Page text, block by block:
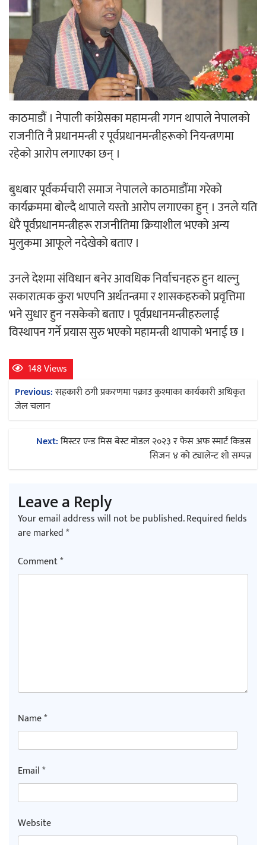
‘ईयुमा डट कम’ले बुधबारदेखि आफ्नो
औपचारिक सेवा सञ्चालनमा
हलमा छैन ‘गौँथली’को टिकट
‘आइतबारको अफिस’ को परिचर्चा सम्पन्न
अर्जुन चन्द्रको ‘संवेदनाका प्रतिध्वनि’
मुक्तकसङ्ग्रह लोकार्पण
‘दुर्गा’ निर्माण गर्दै सम्राट
सार्वजनिक
काठमाडौं । नेपाली कांग्रेसका महामन्त्री गगन थापाले नेपालको
राजनीति नै प्रधानमन्त्री र पूर्वप्रधानमन्त्रीहरूको नियन्त्रणमा
रहेको आरोप लगाएका छन् ।
बुधबार पूर्वकर्मचारी समाज नेपालले काठमाडौंमा गरेको
कार्यक्रममा बोल्दै थापाले यस्तो आरोप लगाएका हुन् । उनले यति
धेरै पूर्वप्रधानमन्त्रीहरू राजनीतिमा क्रियाशील भएको अन्य
मुलुकमा आफूले नदेखेको बताए ।
उनले देशमा संविधान बनेर आवधिक निर्वाचनहरु हुन थाल्नु
सकारात्मक कुरा भएपनि अर्थतन्त्रमा र शासकहरुको प्रवृत्तिमा
भने सुधार हुन नसकेको बताए । पूर्वप्रधानमन्त्रीहरुलाई
विस्थापन गर्ने प्रयास सुरु भएको महामन्त्री थापाको भनाई छ ।
148 Views
Post
navigation
Previous:सहकारी ठगी प्रकरणमा पक्राउ कुश्माका कार्यकारी अधिकृत
जेल चलान
Next:मिस्टर एन्ड मिस बेस्ट मोडल २०२३ र फेस अफ स्मार्ट किडस
सिजन ४ को ट्यालेन्ट शो सम्पन्न
Leave a Reply
Your email address will not be published.Required fields
are marked*
Comment*
Name*
Email*
Website